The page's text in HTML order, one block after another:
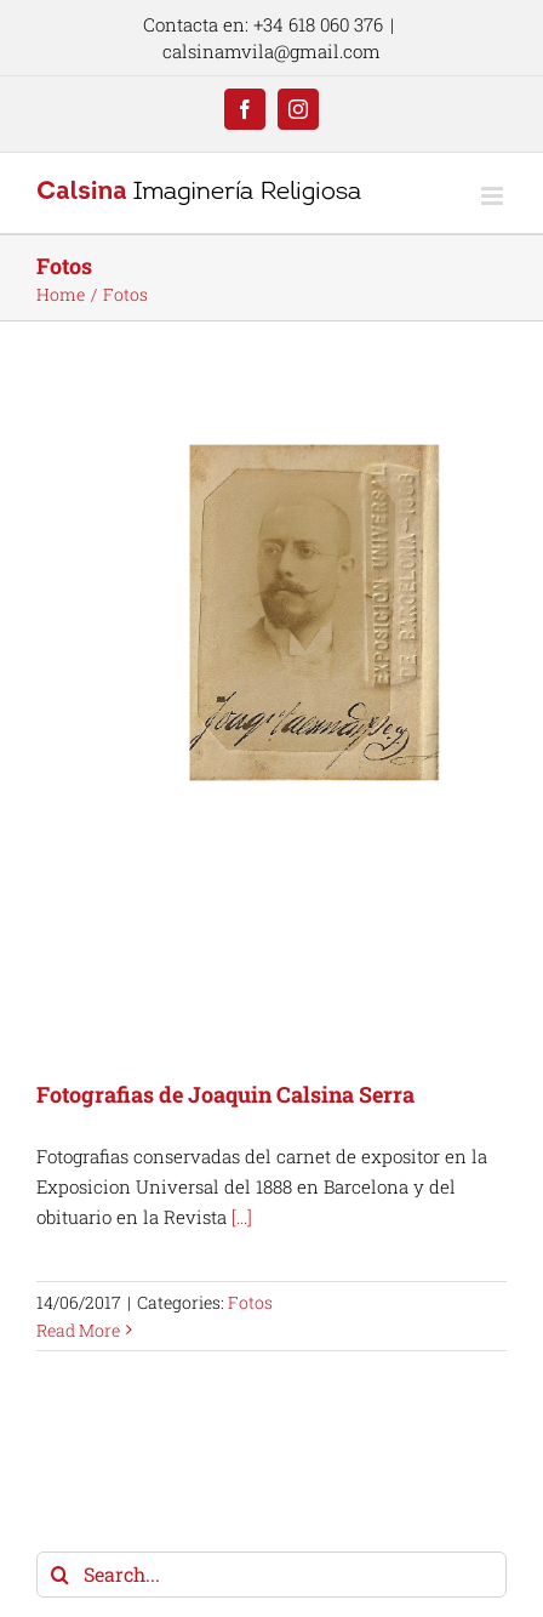
Contacta en: +34 618 060 376 |
calsinamvila@gmail.com
FacebookInstagram
Fotos
Home Fotos
Fotografias de Joaquin Calsina Serra
Fotografias conservadas del carnet de expositor en la
Exposicion Universal del 1888 en Barcelona y del
obituario en la Revista [...]
14/06/2017 | Categories: Fotos
Read More
Search
for: